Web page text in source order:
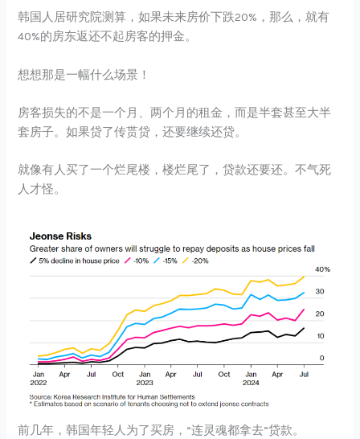
韩国人居研究院测算，如果未来房价下跌20%，那么，就有
40%的房东返还不起房客的押金。
想想那是一幅什么场景！
房客损失的不是一个月、两个月的租金，而是半套甚至大半
套房子。如果贷了传贳贷，还要继续还贷。
就像有人买了一个烂尾楼，楼烂尾了，贷款还要还。不气死
人才怪。
前几年，韩国年轻人为了买房，“连灵魂都拿去”贷款。